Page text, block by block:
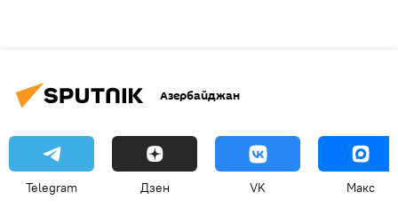
Азербайджан
Telegram Дзен VK Макс